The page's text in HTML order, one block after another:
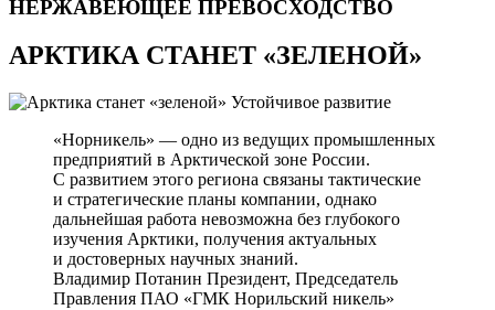
НЕРЖАВЕЮЩЕЕ ПРЕВОСХОДСТВО
АРКТИКА СТАНЕТ «ЗЕЛЕНОЙ»
Устойчивое развитие
«Норникель» — одно из ведущих промышленных
предприятий в Арктической зоне России.
С развитием этого региона связаны тактические
и стратегические планы компании, однако
дальнейшая работа невозможна без глубокого
изучения Арктики, получения актуальных
и достоверных научных знаний.
Владимир Потанин Президент, Председатель
Правления ПАО «ГМК Норильский никель»